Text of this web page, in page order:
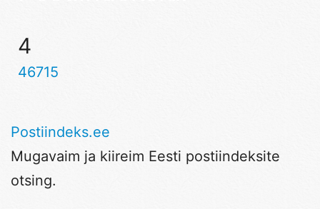
4
46715
Postiindeks.ee
Mugavaim ja kiireim Eesti postiindeksite
otsing.